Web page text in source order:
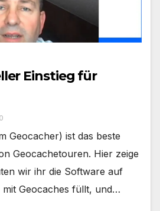
Einstieg für
Geocacher) ist das beste
Geocachetouren. Hier zeige
wir ihr die Software auf
mit Geocaches füllt, und…